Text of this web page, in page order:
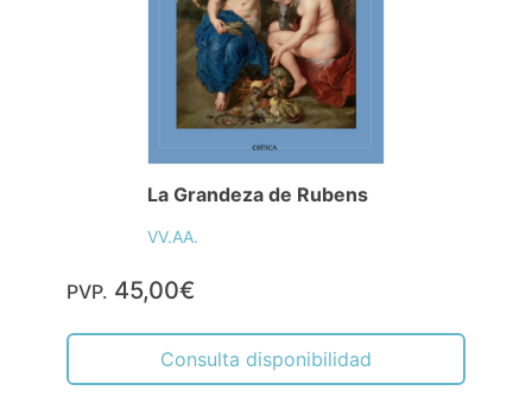
La Grandeza de Rubens
VV.AA.
PVP. 45,00€
Consulta disponibilidad